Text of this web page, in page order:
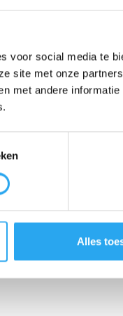
voor social media te
site met onze
met andere informatie
Alles